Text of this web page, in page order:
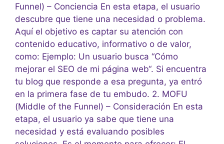
Funnel) – Conciencia En esta etapa, el usuario
descubre que tiene una necesidad o problema.
Aquí el objetivo es captar su atención con
contenido educativo, informativo o de valor,
como: Ejemplo: Un usuario busca “Cómo
mejorar el SEO de mi página web“. Si encuentra
tu blog que responde a esa pregunta, ya entró
en la primera fase de tu embudo. 2. MOFU
(Middle of the Funnel) – Consideración En esta
etapa, el usuario ya sabe que tiene una
necesidad y está evaluando posibles